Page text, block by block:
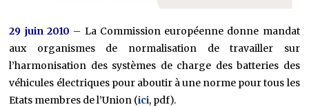
29 juin 2010 – La Commission européenne donne mandat
aux organismes de normalisation de travailler sur
l’harmonisation des systèmes de charge des batteries des
véhicules électriques pour aboutir à une norme pour tous les
Etats membres de l’Union (ici, pdf).